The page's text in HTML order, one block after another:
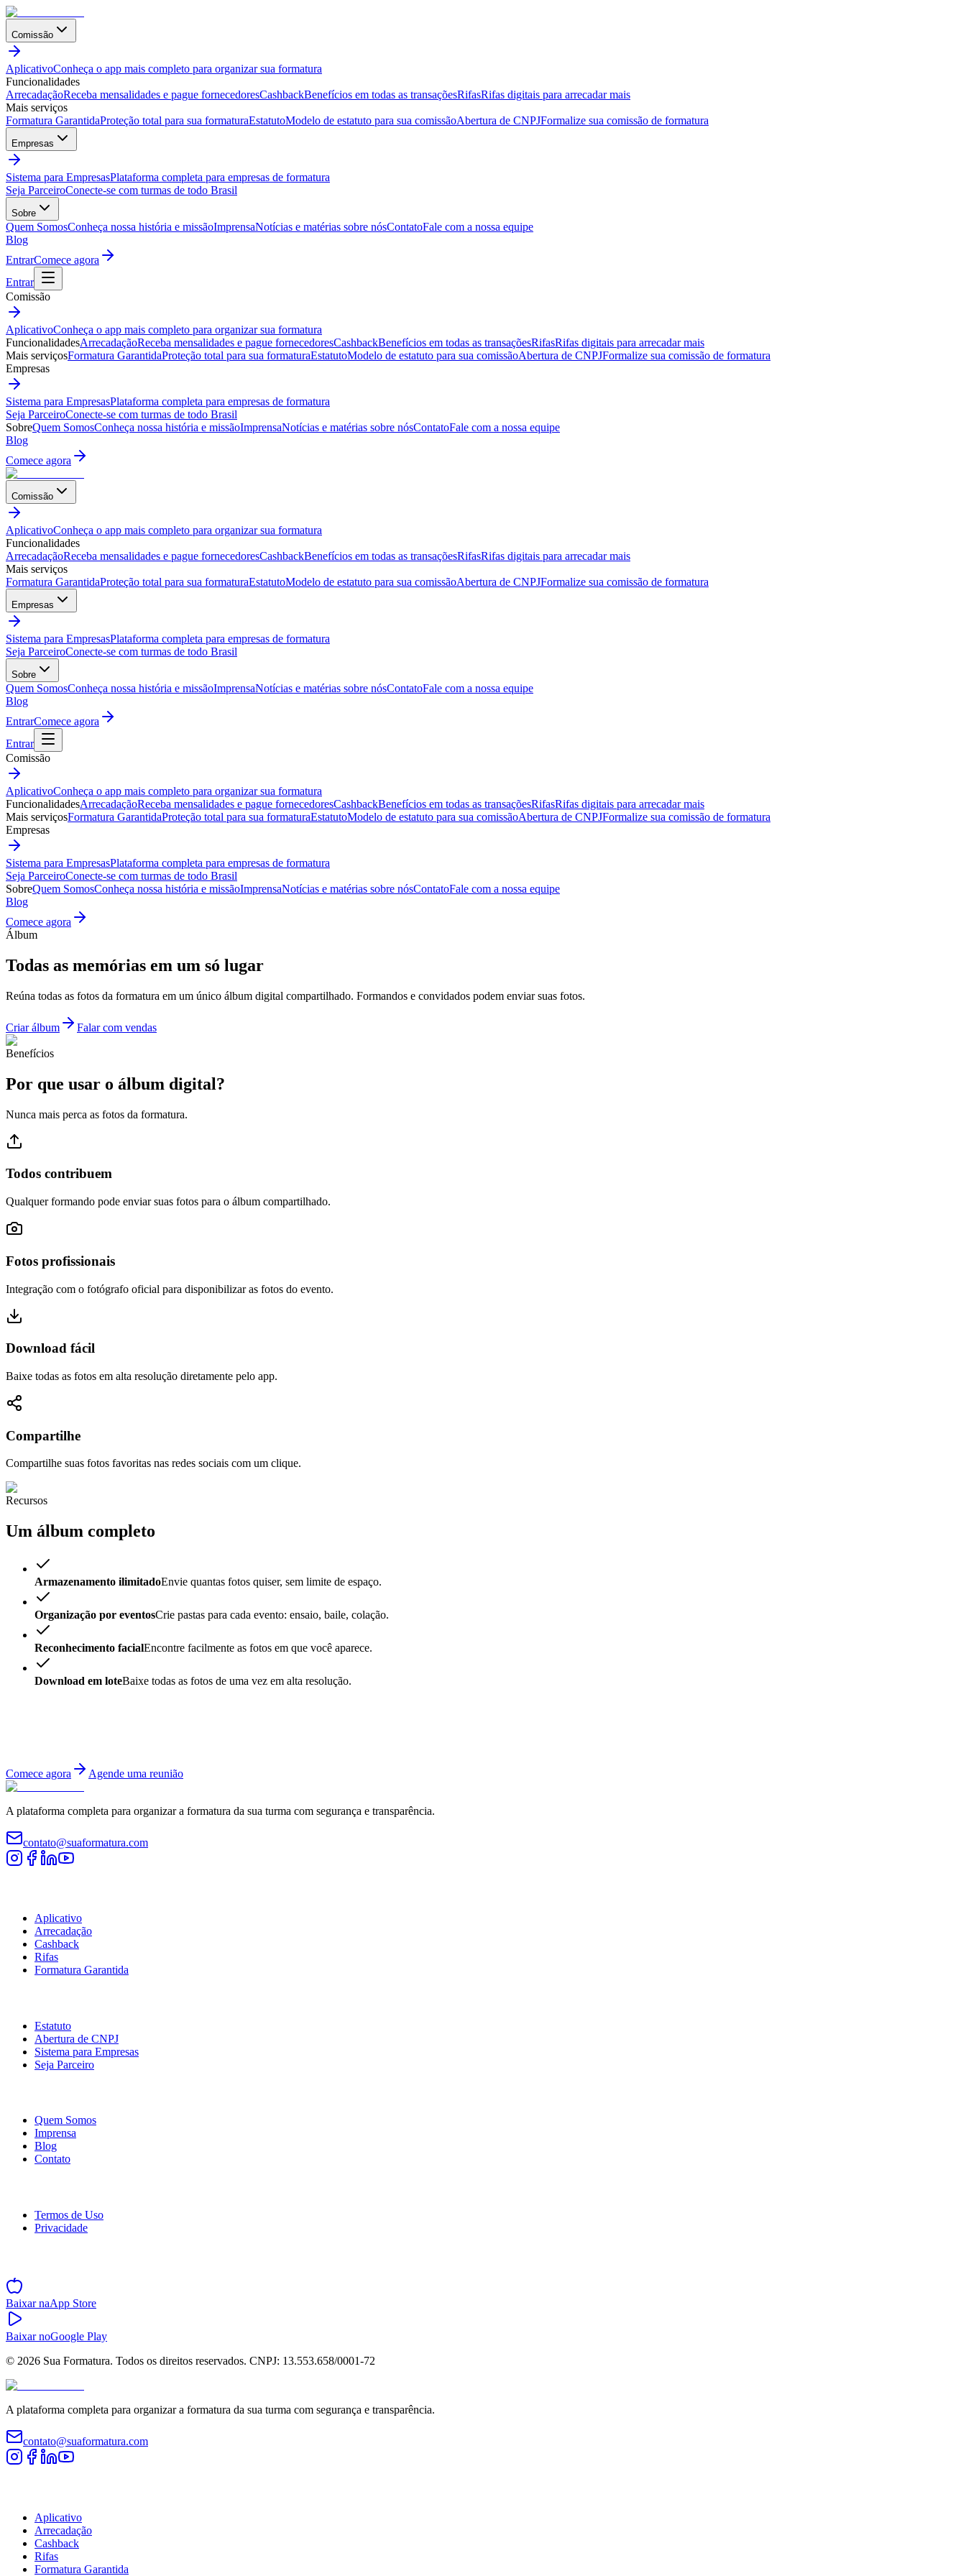
Comissão
AplicativoConheça o app mais completo para organizar sua formatura
Funcionalidades
ArrecadaçãoReceba mensalidades e pague fornecedoresCashbackBenefícios em todas as transaçõesRifasRifas digitais para arrecadar mais
Mais serviços
Formatura GarantidaProteção total para sua formaturaEstatutoModelo de estatuto para sua comissãoAbertura de CNPJFormalize sua comissão de formatura
Empresas
Sistema para EmpresasPlataforma completa para empresas de formatura
Seja ParceiroConecte-se com turmas de todo Brasil
Sobre
Quem SomosConheça nossa história e missãoImprensaNotícias e matérias sobre nósContatoFale com a nossa equipe
Blog
EntrarComece agora
Entrar
Comissão
AplicativoConheça o app mais completo para organizar sua formatura
FuncionalidadesArrecadaçãoReceba mensalidades e pague fornecedoresCashbackBenefícios em todas as transaçõesRifasRifas digitais para arrecadar mais
Mais serviçosFormatura GarantidaProteção total para sua formaturaEstatutoModelo de estatuto para sua comissãoAbertura de CNPJFormalize sua comissão de formatura
Empresas
Sistema para EmpresasPlataforma completa para empresas de formatura
Seja ParceiroConecte-se com turmas de todo Brasil
SobreQuem SomosConheça nossa história e missãoImprensaNotícias e matérias sobre nósContatoFale com a nossa equipe
Blog
Comece agora
Comissão
AplicativoConheça o app mais completo para organizar sua formatura
Funcionalidades
ArrecadaçãoReceba mensalidades e pague fornecedoresCashbackBenefícios em todas as transaçõesRifasRifas digitais para arrecadar mais
Mais serviços
Formatura GarantidaProteção total para sua formaturaEstatutoModelo de estatuto para sua comissãoAbertura de CNPJFormalize sua comissão de formatura
Empresas
Sistema para EmpresasPlataforma completa para empresas de formatura
Seja ParceiroConecte-se com turmas de todo Brasil
Sobre
Quem SomosConheça nossa história e missãoImprensaNotícias e matérias sobre nósContatoFale com a nossa equipe
Blog
EntrarComece agora
Entrar
Comissão
AplicativoConheça o app mais completo para organizar sua formatura
FuncionalidadesArrecadaçãoReceba mensalidades e pague fornecedoresCashbackBenefícios em todas as transaçõesRifasRifas digitais para arrecadar mais
Mais serviçosFormatura GarantidaProteção total para sua formaturaEstatutoModelo de estatuto para sua comissãoAbertura de CNPJFormalize sua comissão de formatura
Empresas
Sistema para EmpresasPlataforma completa para empresas de formatura
Seja ParceiroConecte-se com turmas de todo Brasil
SobreQuem SomosConheça nossa história e missãoImprensaNotícias e matérias sobre nósContatoFale com a nossa equipe
Blog
Comece agora
Álbum
Todas as memórias em um só lugar
Reúna todas as fotos da formatura em um único álbum digital compartilhado. Formandos e convidados podem enviar suas fotos.
Criar álbum Falar com vendas
Benefícios
Por que usar o álbum digital?
Nunca mais perca as fotos da formatura.
Todos contribuem
Qualquer formando pode enviar suas fotos para o álbum compartilhado.
Fotos profissionais
Integração com o fotógrafo oficial para disponibilizar as fotos do evento.
Download fácil
Baixe todas as fotos em alta resolução diretamente pelo app.
Compartilhe
Compartilhe suas fotos favoritas nas redes sociais com um clique.
Recursos
Um álbum completo
Armazenamento ilimitadoEnvie quantas fotos quiser, sem limite de espaço.
Organização por eventosCrie pastas para cada evento: ensaio, baile, colação.
Reconhecimento facialEncontre facilmente as fotos em que você aparece.
Download em loteBaixe todas as fotos de uma vez em alta resolução.
Comece agora Agende uma reunião
A plataforma completa para organizar a formatura da sua turma com segurança e transparência.
contato@suaformatura.com
Aplicativo
Arrecadação
Cashback
Rifas
Formatura Garantida
Estatuto
Abertura de CNPJ
Sistema para Empresas
Seja Parceiro
Quem Somos
Imprensa
Blog
Contato
Termos de Uso
Privacidade
Baixar naApp Store
Baixar noGoogle Play
© 2026 Sua Formatura. Todos os direitos reservados. CNPJ: 13.553.658/0001-72
A plataforma completa para organizar a formatura da sua turma com segurança e transparência.
contato@suaformatura.com
Aplicativo
Arrecadação
Cashback
Rifas
Formatura Garantida